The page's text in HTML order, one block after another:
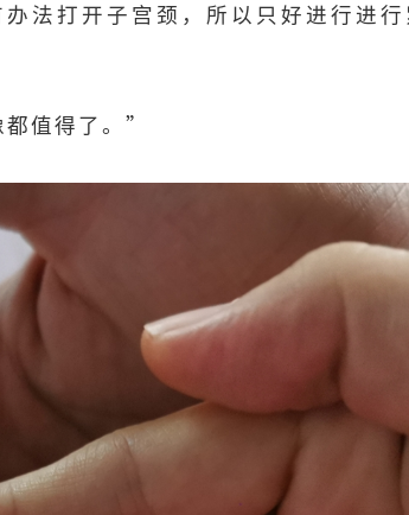
法打开子宫颈，所以只好进行进行
值得了。”